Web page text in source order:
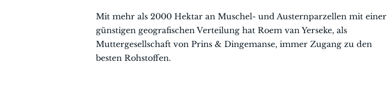
Mit mehr als 2000 Hektar an Muschel- und Austernparzellen mit einer
günstigen geografischen Verteilung hat Roem van Yerseke, als
Muttergesellschaft von Prins & Dingemanse, immer Zugang zu den
besten Rohstoffen.